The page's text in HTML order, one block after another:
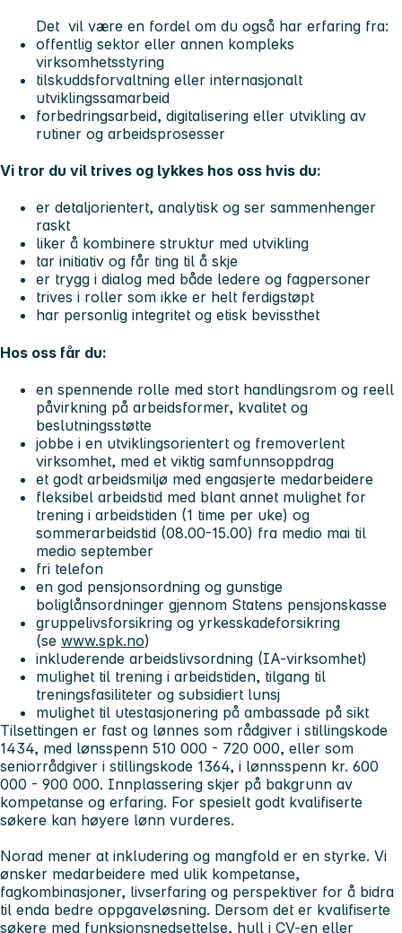
Det vil være en fordel om du også har erfaring fra:
offentlig sektor eller annen kompleks
virksomhetsstyring
tilskuddsforvaltning eller internasjonalt
utviklingssamarbeid
forbedringsarbeid, digitalisering eller utvikling av
rutiner og arbeidsprosesser
Vi tror du vil trives og lykkes hos oss hvis du:
er detaljorientert, analytisk og ser sammenhenger
raskt
liker å kombinere struktur med utvikling
tar initiativ og får ting til å skje
er trygg i dialog med både ledere og fagpersoner
trives i roller som ikke er helt ferdigstøpt
har personlig integritet og etisk bevissthet
Hos oss får du:
en spennende rolle med stort handlingsrom og reell
påvirkning på arbeidsformer, kvalitet og
beslutningsstøtte
jobbe i en utviklingsorientert og fremoverlent
virksomhet, med et viktig samfunnsoppdrag
et godt arbeidsmiljø med engasjerte medarbeidere
fleksibel arbeidstid med blant annet mulighet for
trening i arbeidstiden (1 time per uke) og
sommerarbeidstid (08.00-15.00) fra medio mai til
medio september
fri telefon
en god pensjonsordning og gunstige
boliglånsordninger gjennom Statens pensjonskasse
gruppelivsforsikring og yrkesskadeforsikring
(se www.spk.no)
inkluderende arbeidslivsordning (IA-virksomhet)
mulighet til trening i arbeidstiden, tilgang til
treningsfasiliteter og subsidiert lunsj
mulighet til utestasjonering på ambassade på sikt
Tilsettingen er fast og lønnes som rådgiver i stillingskode
1434, med lønsspenn 510 000 - 720 000, eller som
seniorrådgiver i stillingskode 1364, i lønnsspenn kr. 600
000 - 900 000. Innplassering skjer på bakgrunn av
kompetanse og erfaring. For spesielt godt kvalifiserte
søkere kan høyere lønn vurderes.
Norad mener at inkludering og mangfold er en styrke. Vi
ønsker medarbeidere med ulik kompetanse,
fagkombinasjoner, livserfaring og perspektiver for å bidra
til enda bedre oppgaveløsning. Dersom det er kvalifiserte
søkere med funksjonsnedsettelse, hull i CV-en eller